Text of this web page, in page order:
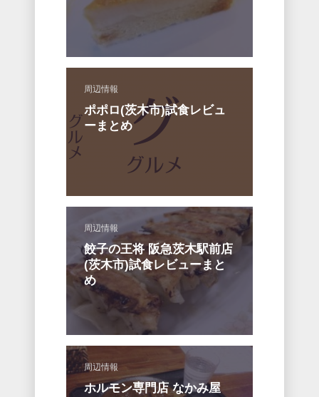
周辺情報
ポポロ(茨木市)試食レビュ
ーまとめ
周辺情報
餃子の王将 阪急茨木駅前店
(茨木市)試食レビューまと
め
周辺情報
ホルモン専門店 なかみ屋